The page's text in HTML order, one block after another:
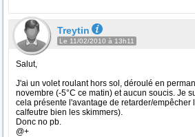
Treytin
Le 11/02/2010 à 13h11
Salut,
J'ai un volet roulant hors sol, déroulé en
novembre (-5°C ce matin) et aucun soucis. Je
cela présente l'avantage de retarder/empêcher
calfeutre bien les skimmers).
Donc no pb.
@+